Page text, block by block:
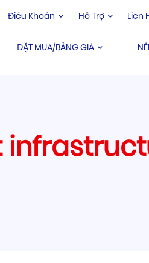
Điều Khoản Hỗ Trợ Liên
ĐẶT MUA/BẢNG GIÁ